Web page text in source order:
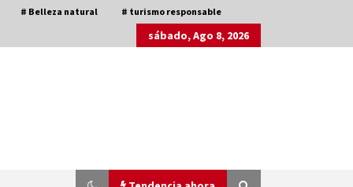
# Belleza natural # turismo responsable
sábado, Ago 8, 2026